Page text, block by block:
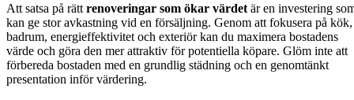
Att satsa på rätt renoveringar som ökar värdet är en investering
kan ge stor avkastning vid en försäljning. Genom att fokusera på kök,
badrum, energieffektivitet och exteriör kan du maximera bostadens
värde och göra den mer attraktiv för potentiella köpare. Glöm inte att
förbereda bostaden med en grundlig städning och en genomtänkt
presentation inför värdering.